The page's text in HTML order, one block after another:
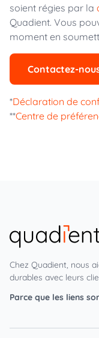
soient régies par la
Quadient. Vous
moment en
Contactez-
*Déclaration de
**Centre de
Chez Quadient, nous
durables avec leurs
Parce que les liens